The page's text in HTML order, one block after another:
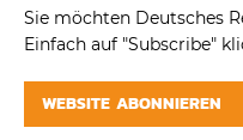
Sie möchten Deutsches
Einfach auf "Subscribe"
WEBSITE ABONNIEREN